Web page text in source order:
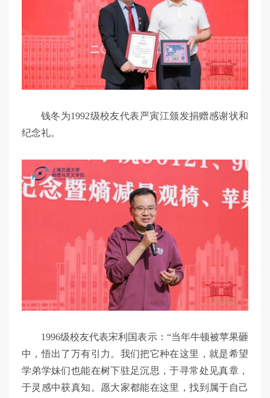
钱冬为1992级校友代表严寅江颁发捐赠感谢状和
纪念礼。
1996级校友代表宋利国表示：“当年牛顿被苹果砸
中，悟出了万有引力。我们把它种在这里，就是希望
学弟学妹们也能在树下驻足沉思，于寻常处见真章，
于灵感中获真知。愿大家都能在这里，找到属于自己